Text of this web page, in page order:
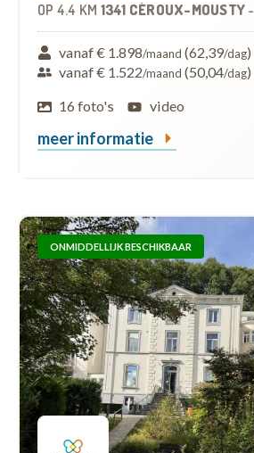
OP 4.4 KM 1341 CÉROUX-MOUSTY -
vanaf € 1.898/maand (62,39/dag)
vanaf € 1.522/maand (50,04/dag)
16 foto's
video
meer informatie
ONMIDDELLIJK BESCHIKBAAR